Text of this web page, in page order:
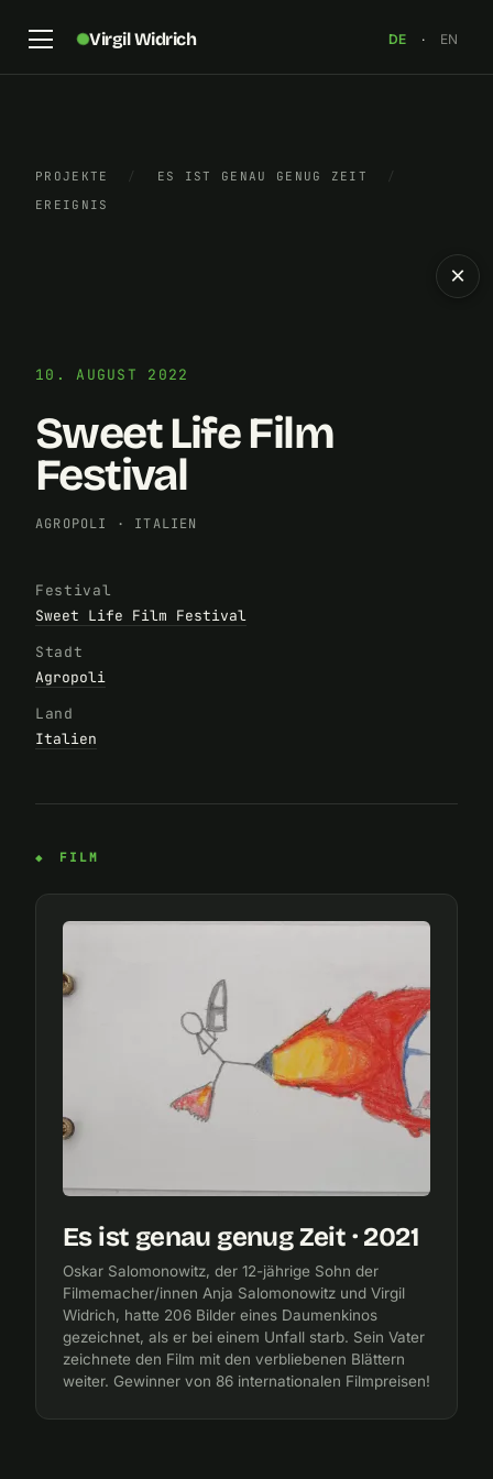
Virgil Widrich DE · EN
PROJEKTE / ES IST GENAU GENUG ZEIT
/
EREIGNIS
10. AUGUST 2022
Sweet Life Film
Festival
AGROPOLI · ITALIEN
Festival
Sweet Life Film Festival
Stadt
Agropoli
Land
Italien
FILM
Es ist genau genug Zeit · 2021
Oskar Salomonowitz, der 12-jährige Sohn der
Filmemacher/innen Anja Salomonowitz und Virgil
Widrich, hatte 206 Bilder eines Daumenkinos
gezeichnet, als er bei einem Unfall starb. Sein Vater
zeichnete den Film mit den verbliebenen Blättern
weiter. Gewinner von 86 internationalen Filmpreisen!
×